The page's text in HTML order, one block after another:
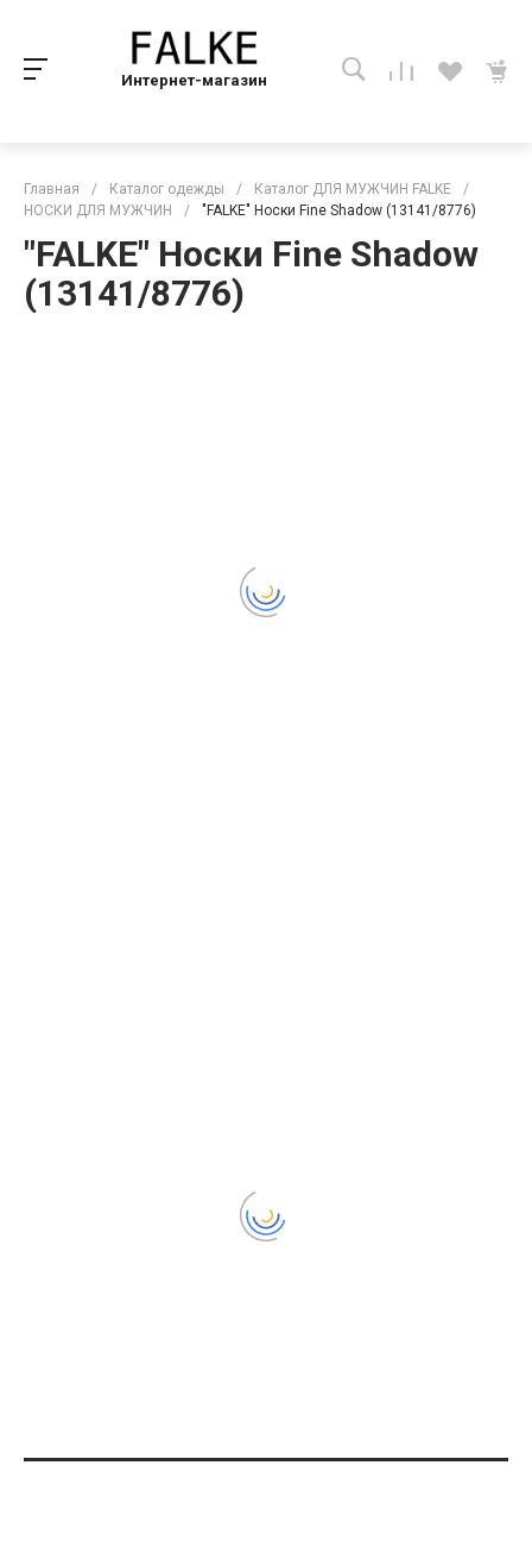
Интернет-магазин
Главная / Каталог одежды / Каталог ДЛЯ МУЖЧИН FALKE
/
НОСКИ ДЛЯ МУЖЧИН
/ "FALKE" Носки Fine Shadow (13141/8776)
"FALKE" Носки Fine Shadow
(13141/8776)